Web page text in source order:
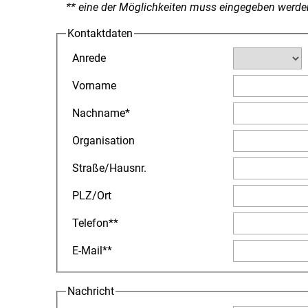
** eine der Möglichkeiten muss eingegeben
Kontaktdaten
Anrede
Vorname
Nachname*
Organisation
Straße/Hausnr.
PLZ/Ort
Telefon**
E-Mail **
Nachricht